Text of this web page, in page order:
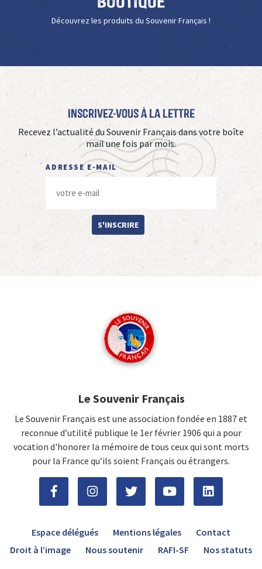
Découvrez les produits du Souvenir Français !
Inscrivez-vous à La Lettre
Recevez l’actualité du Souvenir Français dans votre boîte
mail une fois par mois.
ADRESSE E-MAIL
S'INSCRIRE
Le Souvenir Français
Le Souvenir Français est une association fondée en 1887 et
reconnue d’utilité publique le 1er février 1906 qui a pour
vocation d'honorer la mémoire de tous ceux qui sont morts
pour la France qu’ils soient Français ou étrangers.
Espace délégués Mentions légales
Contact
Droit à l’image
Nous soutenir RAFI-SF Nos statuts